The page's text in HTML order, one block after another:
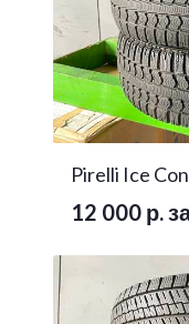
Pirelli Ice
12 000 р.